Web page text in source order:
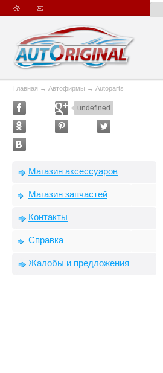
Главная → Автофирмы → Autoparts
undefined
Магазин аксессуаров
Магазин запчастей
Контакты
Справка
Жалобы и предложения